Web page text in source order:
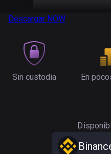
Descargar NOW
Sin custodia En